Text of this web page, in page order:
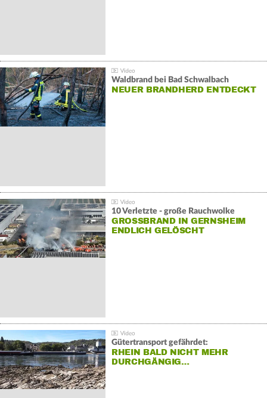
Waldbrand bei Bad Schwalbach
NEUER BRANDHERD ENTDECKT
10 Verletzte - große Rauchwolke
GROSSBRAND IN GERNSHEIM E
NDLICH GELÖSCHT
Gütertransport gefährdet:
RHEIN BALD NICHT MEHR
DURCHGÄNGIG…